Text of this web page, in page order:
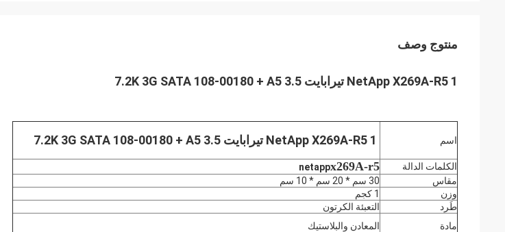
منتوج وصف
NetApp X269A-R5 1 تيرابايت 7.2K 3G SATA 108-00180 + A5 3.5
اسم NetApp X269A-R5 1 تيرابايت 7.2K 3G SATA 108-00180 + A5 3.5
الكلمات الدالة netappx269A-r5
مقاس
30 سم * 20 سم * 10 سم
وزن
1 كجم
طَرد
التعبئة الكرتون
مادة
المعادن والبلاستيك